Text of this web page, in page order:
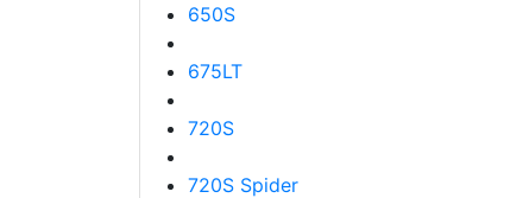
650S
675LT
720S
720S Spider